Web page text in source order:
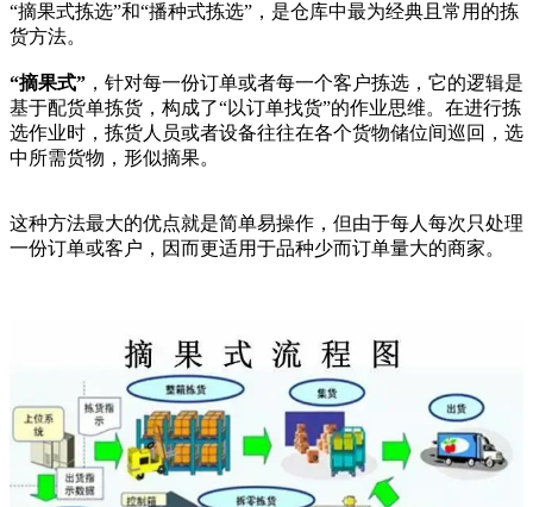
“摘果式拣选”和“播种式拣选”，是仓库中最为经典且常用的拣
货方法。
“摘果式” ，针对每一份订单或者每一个客户拣选，它的逻辑是
基于配货单拣货，构成了“以订单找货”的作业思维。在进行拣
选作业时，拣货人员或者设备往往在各个货物储位间巡回，选
中所需货物，形似摘果。
这种方法最大的优点就是简单易操作，但由于每人每次只处理
一份订单或客户，因而更适用于品种少而订单量大的商家。